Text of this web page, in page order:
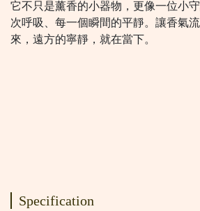
它不只是薰香的小器物，更像一位小
次呼吸、每一個瞬間的平靜。讓香氣
來，遠方的寧靜，就在當下。
Specification